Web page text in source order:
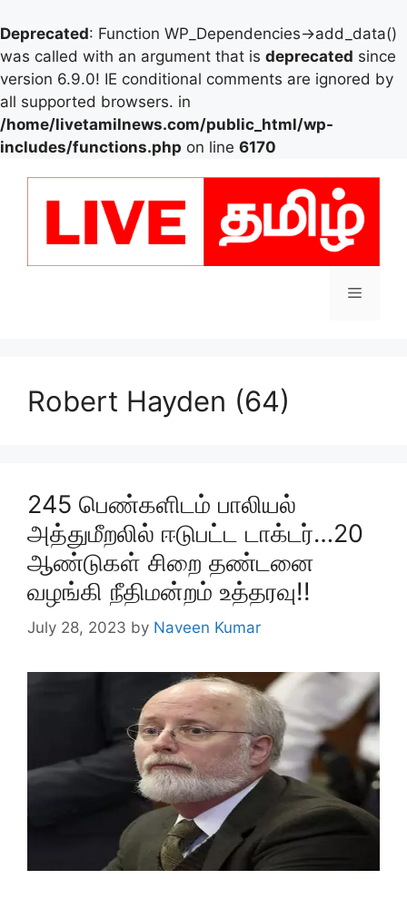
Deprecated: Function WP_Dependencies->add_data()
was called with an argument that is deprecated since
version 6.9.0! IE conditional comments are ignored by
all supported browsers. in
/home/livetamilnews.com/public_html/wp-
includes/functions.php on line 6170
Menu
Robert Hayden (64)
245 பெண்களிடம் பாலியல்
அத்துமீறலில் ஈடுபட்ட டாக்டர்…20
ஆண்டுகள் சிறை தண்டனை
வழங்கி நீதிமன்றம் உத்தரவு!!
July 28, 2023 by Naveen Kumar